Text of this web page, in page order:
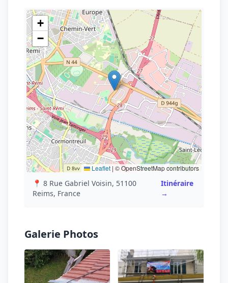
+
−
Leaflet | © OpenStreetMap contributors
📍 8 Rue Gabriel Voisin, 51100
Reims, France
Itinéraire
→
Galerie Photos